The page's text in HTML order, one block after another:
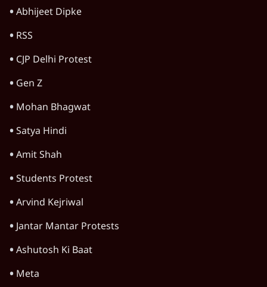
Abhijeet Dipke
RSS
CJP Delhi Protest
Gen Z
Mohan Bhagwat
Satya Hindi
Amit Shah
Students Protest
Arvind Kejriwal
Jantar Mantar Protests
Ashutosh Ki Baat
Meta